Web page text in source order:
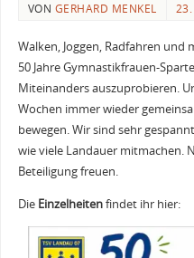
VON GERHARD MENKEL
Walken, Joggen, Radfahren und
50 Jahre Gymnastikfrauen-
Miteinanders auszuprobieren.
Wochen immer wieder
bewegen. Wir sind sehr
wie viele Landauer mitmachen.
Beteiligung freuen.
Die Einzelheitenfindet ihr hier: